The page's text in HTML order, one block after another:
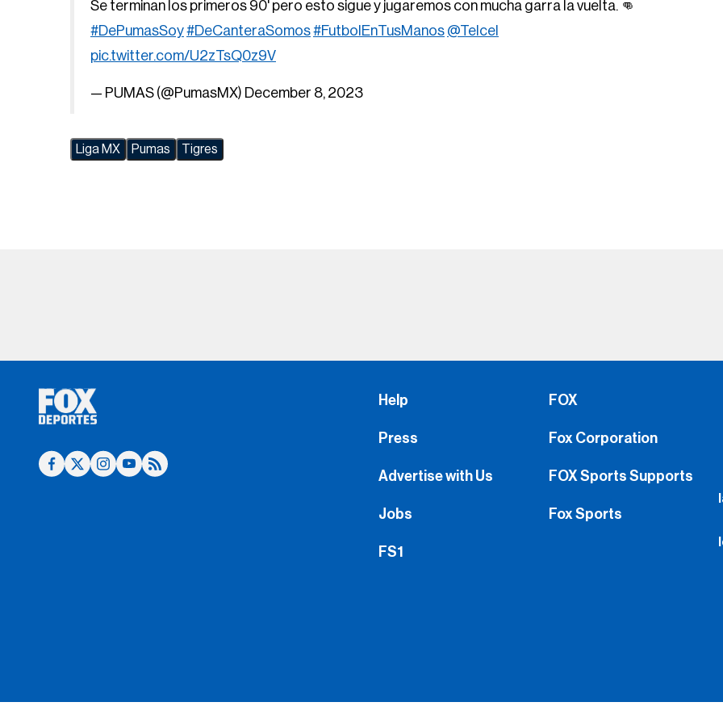
Se terminan los primeros 90' pero esto sigue y jugaremos con mucha garra la vuelta. 👊
#DePumasSoy#DeCanteraSomos#FutbolEnTusManos @Telcel
pic.twitter.com/U2zTsQ0z9V
— PUMAS (@PumasMX) December 8, 2023
Liga MX Pumas Tigres
Press
Advertise with Us
Jobs
FS1
Fox Corporation
FOX Sports Supports
Fox Sports